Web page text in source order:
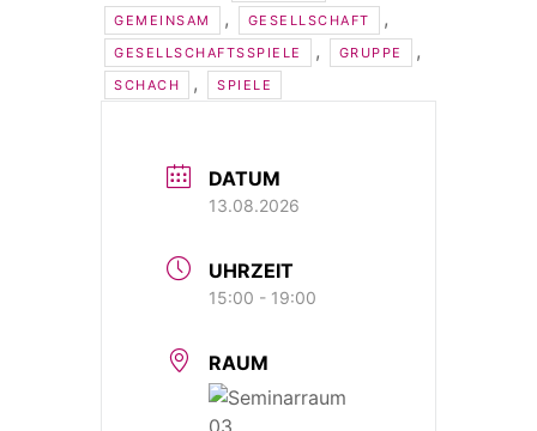
GEMEINSAM , GESELLSCHAFT ,
GESELLSCHAFTSSPIELE , GRUPPE ,
SCHACH , SPIELE
DATUM
13.08.2026
UHRZEIT
15:00 - 19:00
RAUM